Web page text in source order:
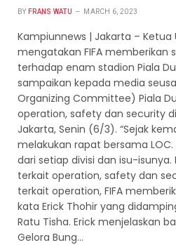
BY FRANS WATU MARCH 6, 2023
Kampiunnews | Jakarta – Ketua
mengatakan FIFA memberikan
terhadap enam stadion Piala
sampaikan kepada media
Organizing Committee) Piala
operation, safety dan security di
Jakarta, Senin (6/3). “Sejak
melakukan rapat bersama
dari setiap divisi dan isu-
terkait operation, safety dan
terkait operation, FIFA
kata Erick Thohir yang
Ratu Tisha. Erick menjelaskan
Gelora Bung…